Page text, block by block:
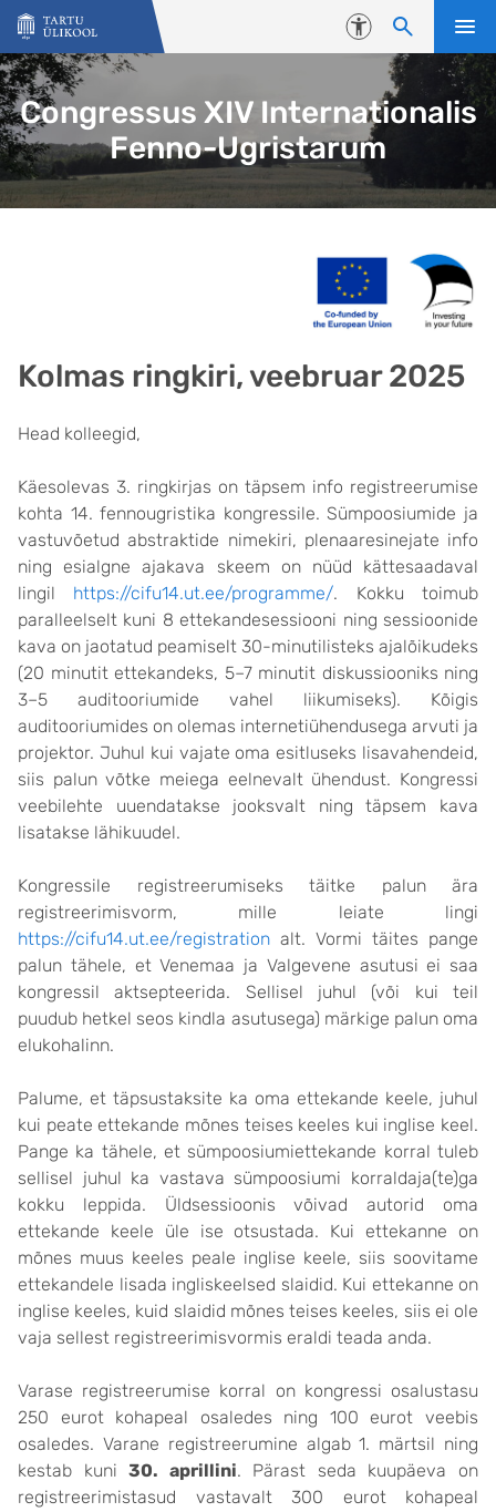
Liigu edasi põhisisu juurde
Juurdepääsetavus
Congressus XIV Internationalis
Fenno-Ugristarum
Kolmas ringkiri, veebruar 2025
Head kolleegid,
Käesolevas 3. ringkirjas on täpsem info registreerumise
kohta 14. fennougristika kongressile. Sümpoosiumide ja
vastuvõetud abstraktide nimekiri, plenaaresinejate info
ning esialgne ajakava skeem on nüüd kättesaadaval
lingil https://cifu14.ut.ee/programme/. Kokku toimub
paralleelselt kuni 8 ettekandesessiooni ning sessioonide
kava on jaotatud peamiselt 30-minutilisteks ajalõikudeks
(20 minutit ettekandeks, 5–7 minutit diskussiooniks ning
3–5 auditooriumide vahel liikumiseks). Kõigis
auditooriumides on olemas internetiühendusega arvuti ja
projektor. Juhul kui vajate oma esitluseks lisavahendeid,
siis palun võtke meiega eelnevalt ühendust. Kongressi
veebilehte uuendatakse jooksvalt ning täpsem kava
lisatakse lähikuudel.
Kongressile registreerumiseks täitke palun ära
registreerimisvorm, mille leiate lingi
https://cifu14.ut.ee/registration alt. Vormi täites pange
palun tähele, et Venemaa ja Valgevene asutusi ei saa
kongressil aktsepteerida. Sellisel juhul (või kui teil
puudub hetkel seos kindla asutusega) märkige palun oma
elukohalinn.
Palume, et täpsustaksite ka oma ettekande keele, juhul
kui peate ettekande mõnes teises keeles kui inglise keel.
Pange ka tähele, et sümpoosiumiettekande korral tuleb
sellisel juhul ka vastava sümpoosiumi korraldaja(te)ga
kokku leppida. Üldsessioonis võivad autorid oma
ettekande keele üle ise otsustada. Kui ettekanne on
mõnes muus keeles peale inglise keele, siis soovitame
ettekandele lisada ingliskeelsed slaidid. Kui ettekanne on
inglise keeles, kuid slaidid mõnes teises keeles, siis ei ole
vaja sellest registreerimisvormis eraldi teada anda.
Varase registreerumise korral on kongressi osalustasu
250 eurot kohapeal osaledes ning 100 eurot veebis
osaledes. Varane registreerumine algab 1. märtsil ning
kestab kuni30. aprillini. Pärast seda kuupäeva on
registreerimistasud vastavalt 300 eurot kohapeal